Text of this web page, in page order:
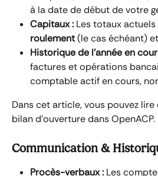
à la date de début de votre
Capitaux : Les totaux actuels
roulement (le cas échéant)
Historique de l'année en
factures et opérations
comptable actif en cours,
Dans cet article, vous pouvez
bilan d'ouverture dans OpenACP.
Communication &
Procès-verbaux : Les